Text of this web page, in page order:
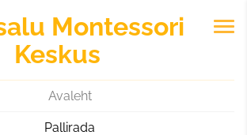
Montessori
Keskus
Avaleht
Pallirada